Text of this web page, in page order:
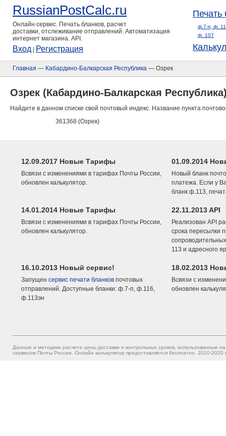
RussianPostCalc.ru
Онлайн сервис. Печать бланков, расчет
доставки, отслеживание отправлений. Автоматизация
интернет магазина. API.
Вход Регистрация
Печать
ф.7-п, ф.
ф. 107
Главная — Кабардино-Балкарская Республика — Озрек
Озрек (Кабардино-Балкарская
Найдите в данном списке свой почтовый индекс. Название пункта
361368 (Озрек)
12.09.2017 Новые Тарифы
Всвязи с изменениями в тарифах Почты России,
обновлен калькулятор.
01.09.2014
Новый бланк
платежа. Если у
бланк ф.113,
14.01.2014 Новые Тарифы
Всвязи с изменениями в тарифах Почты России,
обновлен калькулятор.
22.11.2013 API
Реализован API
срока пересылки
113 и адресного
16.10.2013 Новый сервис!
Запущен сервис печати бланков почтовых
отправлений. Доступные бланки: ф.7-п, ф.116,
ф.113эн
18.02.2013
Всвязи с
обновлен
Данные и методики расчета цены доставки и контрольных сроков, использованные
сервисом Почты России. Онлайн калькулятор предоставляется бесплатно. 2010-2020